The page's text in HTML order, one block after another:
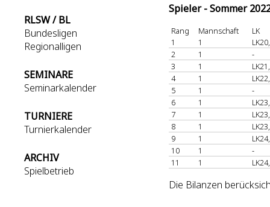
RLSW / BL
Bundesligen
Regionalligen
SEMINARE
Seminarkalender
TURNIERE
Turnierkalender
ARCHIV
Spielbetrieb
Spieler - Sommer
Rang Mannschaft
LK
1
1
2
1
-
3
1
4
1
5
1
-
6
1
7
1
8
1
9
1
10
1
-
11
1
Die Bilanzen